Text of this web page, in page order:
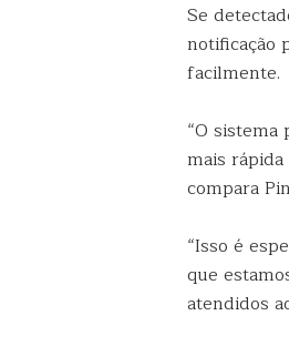
Se
notificação
facilmente.
“O
mais
compara
“Isso é
que
atendidos